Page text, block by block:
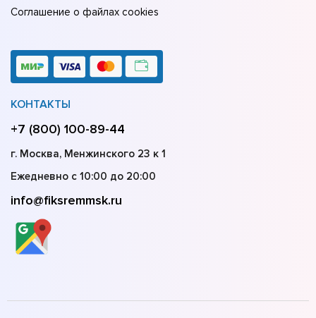
Соглашение о файлах cookies
КОНТАКТЫ
+7 (800) 100-89-44
г. Москва, Менжинского 23 к 1
Ежедневно с 10:00 до 20:00
info@fiksremmsk.ru